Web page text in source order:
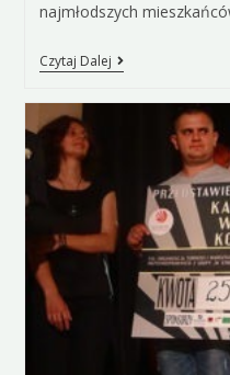
najmłodszych
Czytaj Dalej